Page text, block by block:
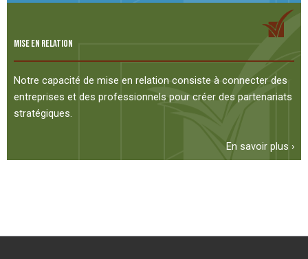
MISE EN RELATION
Notre capacité de mise en relation consiste à connecter des
entreprises et des professionnels pour créer des partenariats
stratégiques.
En savoir plus ›